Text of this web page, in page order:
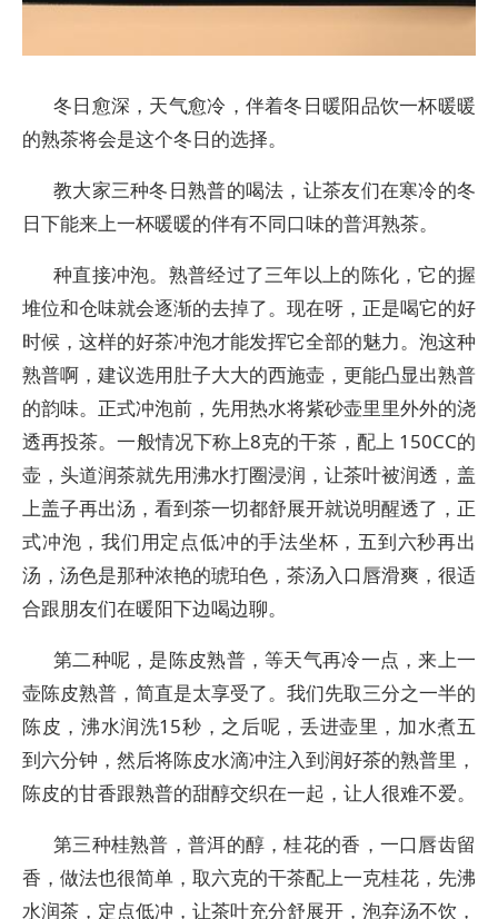
冬日愈深，天气愈冷，伴着冬日暖阳品饮一杯暖暖
的熟茶将会是这个冬日的选择。
教大家三种冬日熟普的喝法，让茶友们在寒冷的冬
日下能来上一杯暖暖的伴有不同口味的普洱熟茶。
种直接冲泡。熟普经过了三年以上的陈化，它的握
堆位和仓味就会逐渐的去掉了。现在呀，正是喝它的好
时候，这样的好茶冲泡才能发挥它全部的魅力。泡这种
熟普啊，建议选用肚子大大的西施壶，更能凸显出熟普
的韵味。正式冲泡前，先用热水将紫砂壶里里外外的浇
透再投茶。一般情况下称上8克的干茶，配上 150CC的
壶，头道润茶就先用沸水打圈浸润，让茶叶被润透，盖
上盖子再出汤，看到茶一切都舒展开就说明醒透了，正
式冲泡，我们用定点低冲的手法坐杯，五到六秒再出
汤，汤色是那种浓艳的琥珀色，茶汤入口唇滑爽，很适
合跟朋友们在暖阳下边喝边聊。
第二种呢，是陈皮熟普，等天气再冷一点，来上一
壶陈皮熟普，简直是太享受了。我们先取三分之一半的
陈皮，沸水润洗15秒，之后呢，丢进壶里，加水煮五
到六分钟，然后将陈皮水滴冲注入到润好茶的熟普里，
陈皮的甘香跟熟普的甜醇交织在一起，让人很难不爱。
第三种桂熟普，普洱的醇，桂花的香，一口唇齿留
香，做法也很简单，取六克的干茶配上一克桂花，先沸
水润茶，定点低冲，让茶叶充分舒展开，泡弃汤不饮，